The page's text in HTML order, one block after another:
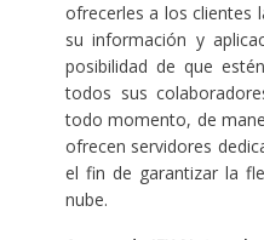
ofrecerles a los clientes
su información y
posibilidad de que
todos sus
todo momento, de
ofrecen servidores
el fin de garantizar la
nube.